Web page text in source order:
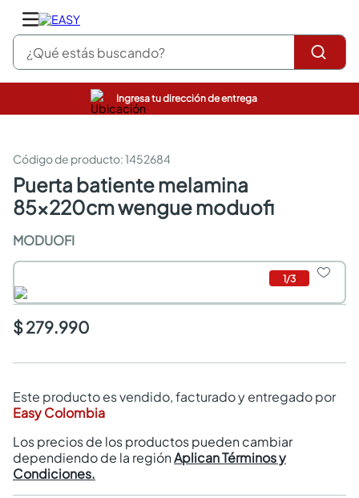
¿Qué estás buscando?
Ingresa tu dirección de entrega
:1452684
puerta batiente melamina
85x220cm wengue moduofi
MODUOFI
1/3
$ 279.990
Este producto es vendido, facturado y entregado por
Easy Colombia
Los precios de los productos pueden cambiar
dependiendo de la regiónAplican Términos y
Condiciones.
pinturas
sanitarios
comedor
escritorio
armarios closet
comedores